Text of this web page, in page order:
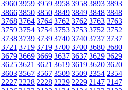
3960 3959 3959 3958 3958 3893 3893
3866 3850 3850 3849 3849 3848 3848
3768 3764 3764 3762 3762 3763 3763
3759 3754 3754 3753 3753 3752 3752
3738 3739 3739 3740 3740 3737 3737
3721 3719 3719 3700 3700 3680 3680
3679 3669 3669 3637 3637 3629 3629
3625 3621 3621 3619 3619 3620 3620
3603 3567 3567 3509 3509 2354 2354
2227 2228 2228 2229 2229 2147 2147